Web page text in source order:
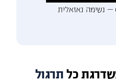
מדבקת אף GudSport — נשימה נאזאלית
כל תרגול